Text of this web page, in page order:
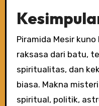
Piramida Mesir
raksasa dari batu,
spiritualitas, dan
biasa. Makna
spiritual, politik,